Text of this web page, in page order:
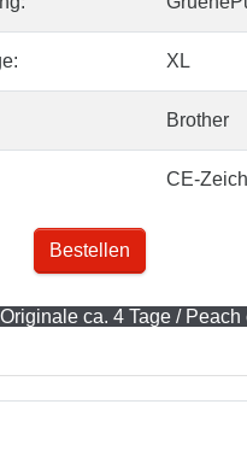
XL
Brother
CE-
Bestellen
ca. 4 Tage / Peach